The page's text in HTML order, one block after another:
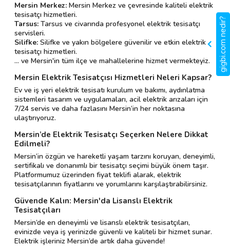
Mersin Merkez: Mersin Merkez ve çevresinde kaliteli elektrik
tesisatçı hizmetleri.
Tarsus: Tarsus ve civarında profesyonel elektrik tesisatçı
servisleri.
Silifke: Silifke ve yakın bölgelere güvenilir ve etkin elektrik
tesisatçı hizmetleri.
... ve Mersin'in tüm ilçe ve mahallelerine hizmet vermekteyiz.
Mersin Elektrik Tesisatçısı Hizmetleri Neleri Kapsar?
Ev ve iş yeri elektrik tesisatı kurulum ve bakımı, aydınlatma
sistemleri tasarım ve uygulamaları, acil elektrik arızaları için
7/24 servis ve daha fazlasını Mersin’in her noktasına
ulaştırıyoruz.
Mersin’de Elektrik Tesisatçı Seçerken Nelere Dikkat
Edilmeli?
Mersin’in özgün ve hareketli yaşam tarzını koruyan, deneyimli,
sertifikalı ve donanımlı bir tesisatçı seçimi büyük önem taşır.
Platformumuz üzerinden fiyat teklifi alarak, elektrik
tesisatçılarının fiyatlarını ve yorumlarını karşılaştırabilirsiniz.
Güvende Kalın: Mersin'da Lisanslı Elektrik
Tesisatçıları
Mersin’de en deneyimli ve lisanslı elektrik tesisatçıları,
evinizde veya iş yerinizde güvenli ve kaliteli bir hizmet sunar.
Elektrik işleriniz Mersin’de artık daha güvende!
gigbi.com nedir?